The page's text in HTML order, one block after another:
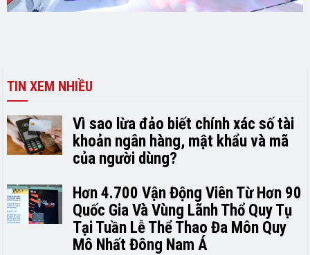
TIN XEM NHIỀU
Vì sao lừa đảo biết chính xác số tài
khoản ngân hàng, mật khẩu và mã
của người dùng?
Hơn 4.700 Vận Động Viên Từ Hơn 90
Quốc Gia Và Vùng Lãnh Thổ Quy Tụ
Tại Tuần Lễ Thể Thao Đa Môn Quy
Mô Nhất Đông Nam Á